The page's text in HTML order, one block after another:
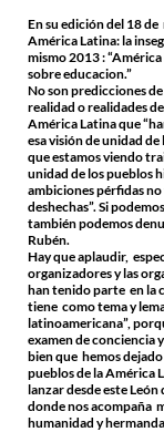
En su edición del 18
América Latina: la
mismo 2013 :
sobre educacion.”
No son predicciones
realidad o realidades
América Latina que
esa visión de unidad
que estamos viendo
unidad de los pueblos
ambiciones pérfidas
deshechas”. Si
también podemos
Rubén.
Hay que aplaudir,
organizadores y las
han tenido parte en la
tiene como tema y
latinoamericana”,
examen de conciencia
bien que hemos
pueblos de la América
lanzar desde este León
donde nos acompaña
humanidad y